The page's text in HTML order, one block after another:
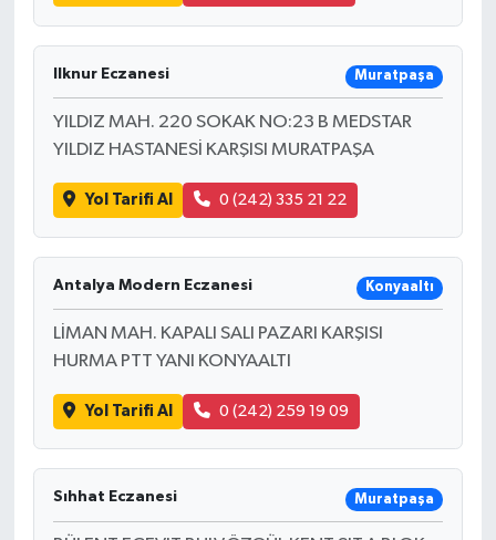
Ilknur Eczanesi Muratpaşa
YILDIZ MAH. 220 SOKAK NO:23 B MEDSTAR
YILDIZ HASTANESİ KARŞISI MURATPAŞA
Yol Tarifi Al 0 (242) 335 21 22
Antalya Modern Eczanesi Konyaaltı
LİMAN MAH. KAPALI SALI PAZARI KARŞISI
HURMA PTT YANI KONYAALTI
Yol Tarifi Al 0 (242) 259 19 09
Sıhhat Eczanesi Muratpaşa